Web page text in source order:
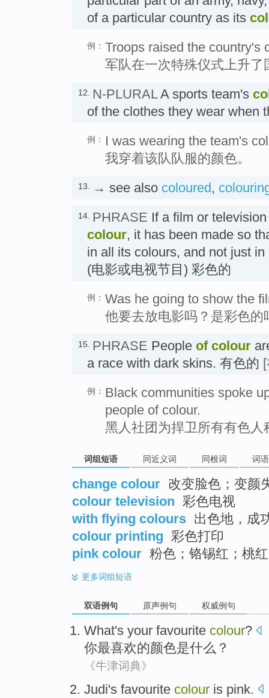
of a particular country as its
例： Troops raised the country's
军队在一次特殊仪式上升了
12. N-PLURALA sports team's
of the clothes they wear when
例：
I was wearing the team's
我穿着该队队服的颜色。
13. → see also coloured,
14. PHRASE If a film or
colour, it has been made so
in all its colours, and not just
(电影或电视节目) 彩色的
例： Was he going to show the
他要去放电影吗？是彩色的
15. PHRASE People of colour
a race with dark skins. 有色的
例： Black communities spoke
people of colour.
黑人社团为捍卫所有有色人
词组短语 同近义词 同根词 词
change colour 改变脸色；变颜
colour television 彩色电视
with flying colours 出色地，成
colour printing 彩色打印
pink colour 粉色；铬锡红；桃红
更多词组短语
双语例句 原声例句 权威例句
What's your favourite colour?
你最喜欢的颜色是什么？
《牛津词典》
Judi's favourite colour is pink.